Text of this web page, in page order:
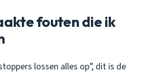
fouten die ik
lossen alles op”, dit is de